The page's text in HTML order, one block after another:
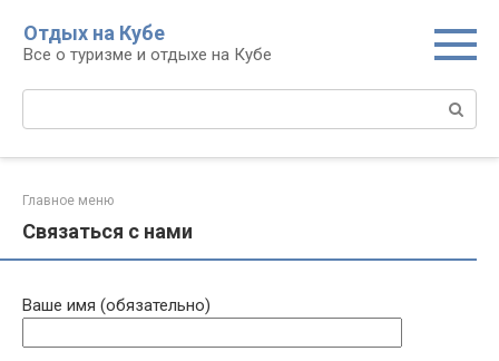
контенту
Отдых на Кубе
Все о туризме и отдыхе на Кубе
Главное меню
Связаться с нами
Ваше имя (обязательно)